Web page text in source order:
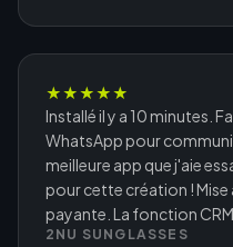
★★★★★
Installé il y a 10 minutes.
WhatsApp pour
meilleure app que j'aie
pour cette création ! Mise
payante. La fonction CRM
2NU SUNGLASSES